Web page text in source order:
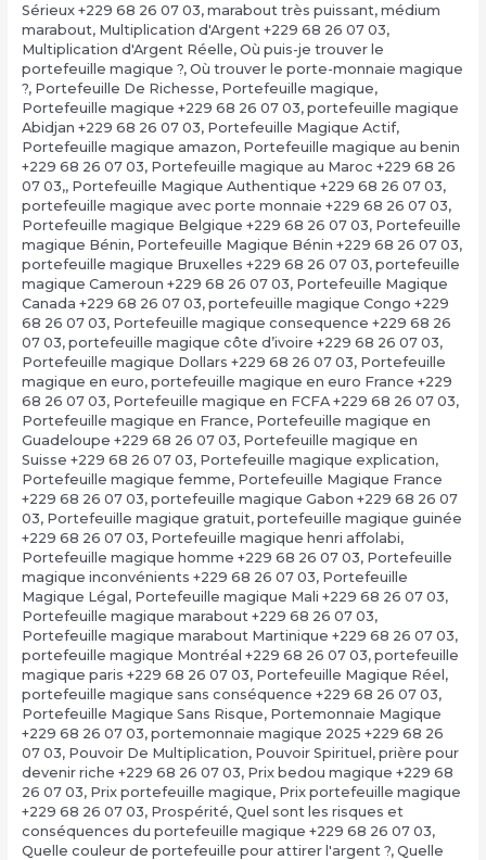
Sérieux +229 68 26 07 03, marabout très puissant, médium
marabout, Multiplication d'Argent +229 68 26 07 03,
Multiplication d'Argent Réelle, Où puis-je trouver le
portefeuille magique ?, Où trouver le porte-monnaie magique
?, Portefeuille De Richesse, Portefeuille magique,
Portefeuille magique +229 68 26 07 03, portefeuille magique
Abidjan +229 68 26 07 03, Portefeuille Magique Actif,
Portefeuille magique amazon, Portefeuille magique au benin
+229 68 26 07 03, Portefeuille magique au Maroc +229 68 26
07 03,, Portefeuille Magique Authentique +229 68 26 07 03,
portefeuille magique avec porte monnaie +229 68 26 07 03,
Portefeuille magique Belgique +229 68 26 07 03, Portefeuille
magique Bénin, Portefeuille Magique Bénin +229 68 26 07 03,
portefeuille magique Bruxelles +229 68 26 07 03, portefeuille
magique Cameroun +229 68 26 07 03, Portefeuille Magique
Canada +229 68 26 07 03, portefeuille magique Congo +229
68 26 07 03, Portefeuille magique consequence +229 68 26
07 03, portefeuille magique côte d’ivoire +229 68 26 07 03,
Portefeuille magique Dollars +229 68 26 07 03, Portefeuille
magique en euro, portefeuille magique en euro France +229
68 26 07 03, Portefeuille magique en FCFA +229 68 26 07 03,
Portefeuille magique en France, Portefeuille magique en
Guadeloupe +229 68 26 07 03, Portefeuille magique en
Suisse +229 68 26 07 03, Portefeuille magique explication,
Portefeuille magique femme, Portefeuille Magique France
+229 68 26 07 03, portefeuille magique Gabon +229 68 26 07
03, Portefeuille magique gratuit, portefeuille magique guinée
+229 68 26 07 03, Portefeuille magique henri affolabi,
Portefeuille magique homme +229 68 26 07 03, Portefeuille
magique inconvénients +229 68 26 07 03, Portefeuille
Magique Légal, Portefeuille magique Mali +229 68 26 07 03,
Portefeuille magique marabout +229 68 26 07 03,
Portefeuille magique marabout Martinique +229 68 26 07 03,
portefeuille magique Montréal +229 68 26 07 03, portefeuille
magique paris +229 68 26 07 03, Portefeuille Magique Réel,
portefeuille magique sans conséquence +229 68 26 07 03,
Portefeuille Magique Sans Risque, Portemonnaie Magique
+229 68 26 07 03, portemonnaie magique 2025 +229 68 26
07 03, Pouvoir De Multiplication, Pouvoir Spirituel, prière pour
devenir riche +229 68 26 07 03, Prix bedou magique +229 68
26 07 03, Prix portefeuille magique, Prix portefeuille magique
+229 68 26 07 03, Prospérité, Quel sont les risques et
conséquences du portefeuille magique +229 68 26 07 03,
Quelle couleur de portefeuille pour attirer l'argent ?, Quelle